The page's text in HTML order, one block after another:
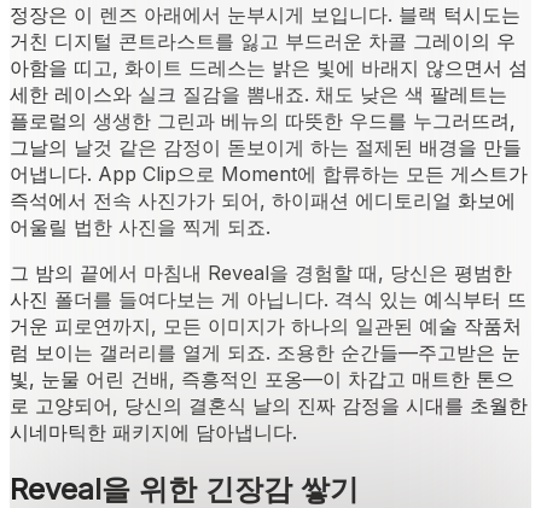
정장은 이 렌즈 아래에서 눈부시게 보입니다. 블랙 턱시도는
거친 디지털 콘트라스트를 잃고 부드러운 차콜 그레이의 우
아함을 띠고, 화이트 드레스는 밝은 빛에 바래지 않으면서 섬
세한 레이스와 실크 질감을 뽐내죠. 채도 낮은 색 팔레트는
플로럴의 생생한 그린과 베뉴의 따뜻한 우드를 누그러뜨려,
그날의 날것 같은 감정이 돋보이게 하는 절제된 배경을 만들
어냅니다. App Clip으로 Moment에 합류하는 모든 게스트가
즉석에서 전속 사진가가 되어, 하이패션 에디토리얼 화보에
어울릴 법한 사진을 찍게 되죠.
그 밤의 끝에서 마침내 Reveal을 경험할 때, 당신은 평범한
사진 폴더를 들여다보는 게 아닙니다. 격식 있는 예식부터 뜨
거운 피로연까지, 모든 이미지가 하나의 일관된 예술 작품처
럼 보이는 갤러리를 열게 되죠. 조용한 순간들—주고받은 눈
빛, 눈물 어린 건배, 즉흥적인 포옹—이 차갑고 매트한 톤으
로 고양되어, 당신의 결혼식 날의 진짜 감정을 시대를 초월한
시네마틱한 패키지에 담아냅니다.
Reveal을 위한 긴장감 쌓기